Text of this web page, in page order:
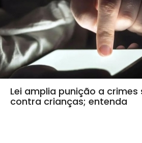
Lei amplia punição a crimes
contra crianças; entenda